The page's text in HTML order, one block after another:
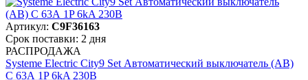
Артикул: C9F36163
Срок поставки: 2 дня
РАСПРОДАЖА
Systeme Electric City9 Set Автоматический выключатель (АВ)
С 63А 1P 6kA 230В